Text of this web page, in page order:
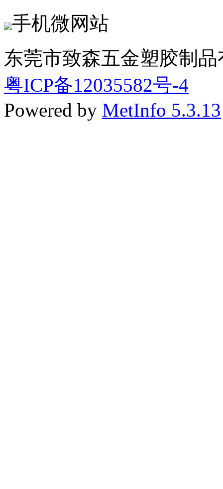
手机微网站
东莞市致森五金塑胶制
粤ICP备12035582号-4
Powered by MetInfo 5.3.13